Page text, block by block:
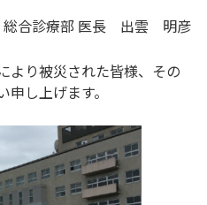
総合診療部 医長 出雲 明彦
より被災された皆様、その
し上げます。